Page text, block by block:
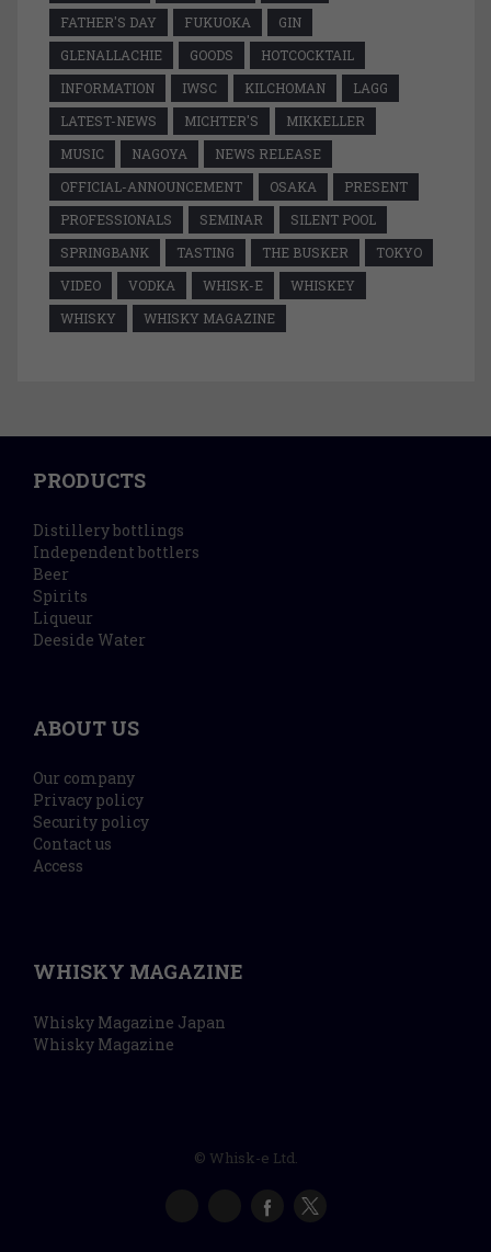
FATHER'S DAY
FUKUOKA
GIN
GLENALLACHIE
GOODS
HOTCOCKTAIL
INFORMATION
IWSC KILCHOMAN
LAGG
LATEST-NEWS
MICHTER'S
MIKKELLER
MUSIC
NAGOYA
NEWS RELEASE
OFFICIAL-ANNOUNCEMENT
OSAKA
PRESENT
PROFESSIONALS
SEMINAR
SILENT POOL
SPRINGBANK
TASTING THE BUSKER
TOKYO
VIDEO
VODKA WHISK-E
WHISKEY
WHISKY
WHISKY MAGAZINE
PRODUCTS
Distillery bottlings
Independent bottlers
Beer
Spirits
Liqueur
Deeside Water
ABOUT US
Our company
Privacy policy
Security policy
Contact us
Access
WHISKY MAGAZINE
Whisky Magazine Japan
Whisky Magazine
© Whisk-e Ltd.